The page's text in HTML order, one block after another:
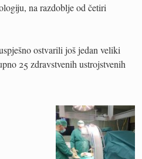
na razdoblje od četiri
ostvarili još jedan veliki
25 zdravstvenih ustrojstvenih